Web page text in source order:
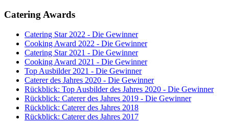
Catering Awards
Catering Star 2022 - Die Gewinner
Cooking Award 2022 - Die Gewinner
Catering Star 2021 - Die Gewinner
Cooking Award 2021 - Die Gewinner
Top Ausbilder 2021 - Die Gewinner
Caterer des Jahres 2020 - Die Gewinner
Rückblick: Top Ausbilder des Jahres 2020 - Die Gewinner
Rückblick: Caterer des Jahres 2019 - Die Gewinner
Rückblick: Caterer des Jahres 2018
Rückblick: Caterer des Jahres 2017